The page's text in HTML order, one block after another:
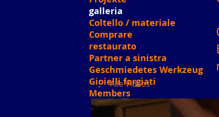
Alle Videos
galleria
Coltello / materiale
Comprare
restaurato
Partner a sinistra
Geschmiedetes Werkzeug
Gioielli forgiati
Members